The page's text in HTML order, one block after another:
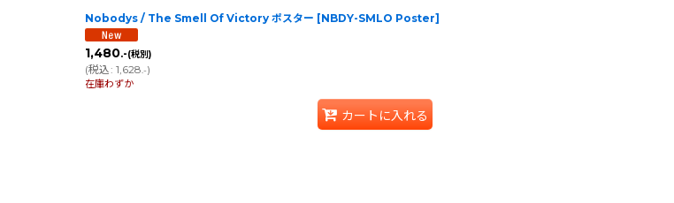
Nobodys / The Smell Of Victory ポスター [NBDY-SMLO Poster]
1,480.-(税別)
(税込: 1,628.-)
在庫わずか
カートに入れる